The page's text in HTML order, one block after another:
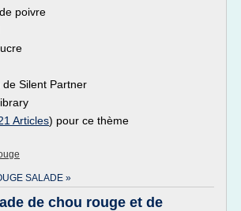
poivre
Silent Partner
Articles) pour ce thème
SALADE »
de chou rouge et de